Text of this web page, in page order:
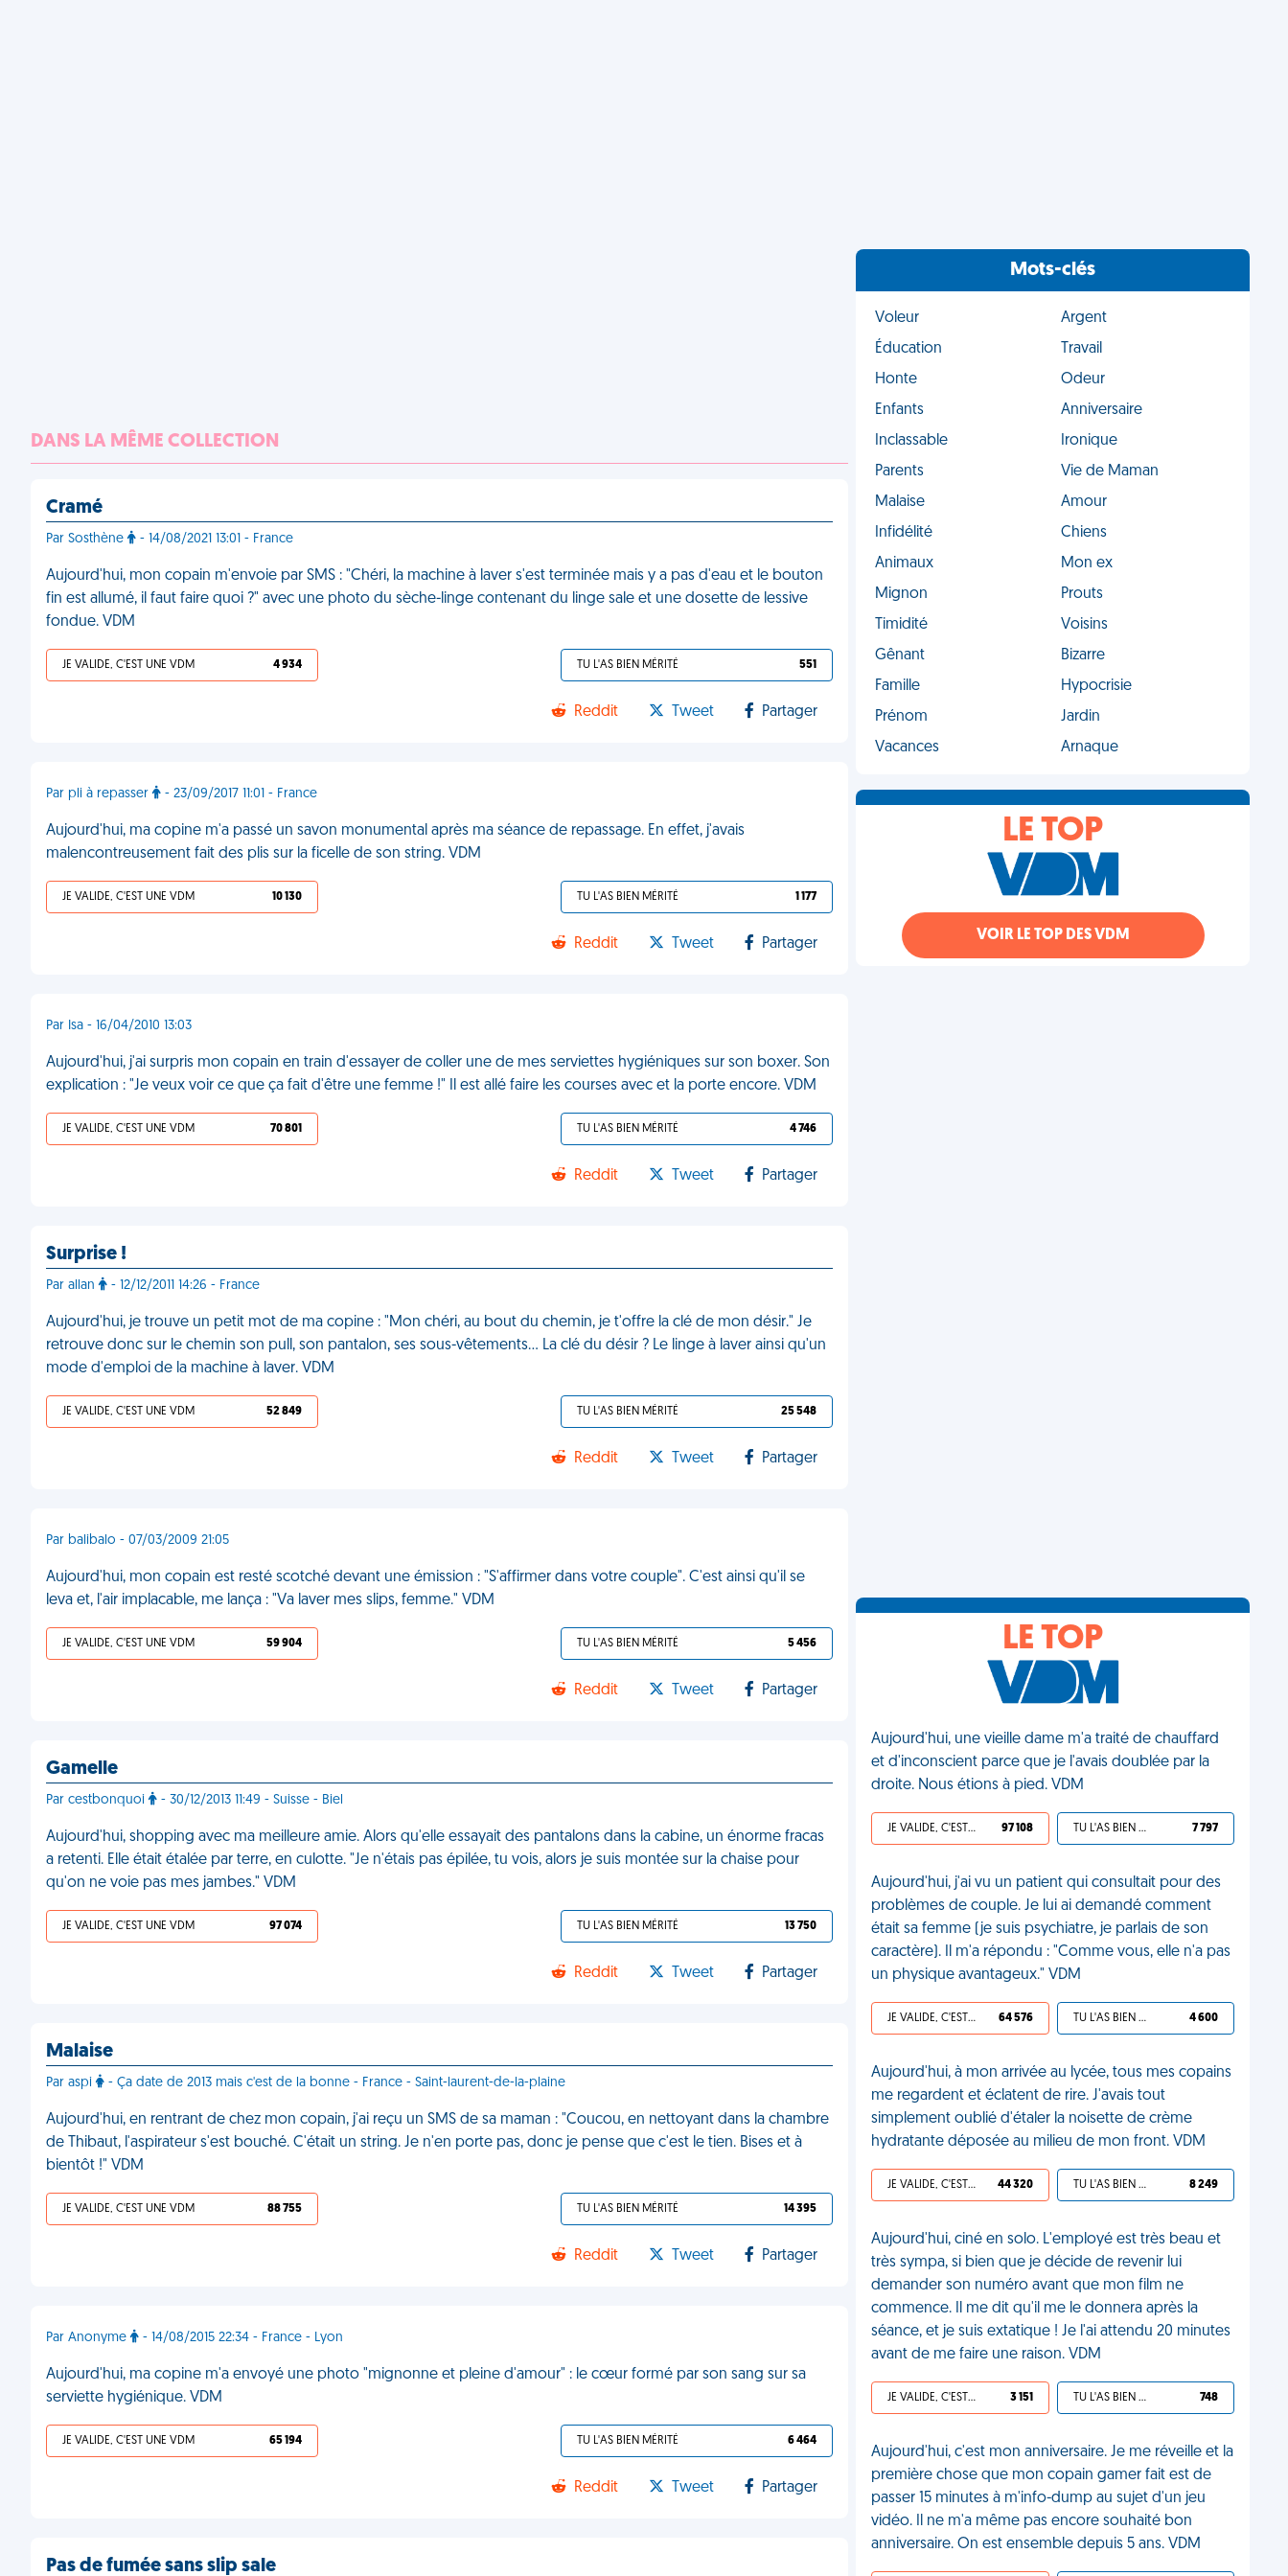
DANS LA MÊME COLLECTION
Cramé
Par Sosthène - 14/08/2021 13:01 - France
Aujourd'hui, mon copain m'envoie par SMS : "Chéri, la machine à laver s'est terminée mais y a pas d'eau et le bouton
fin est allumé, il faut faire quoi ?" avec une photo du sèche-linge contenant du linge sale et une dosette de lessive
fondue. VDM
JE VALIDE, C'EST UNE VDM 4 934 TU L'AS BIEN MÉRITÉ 551
Reddit Tweet Partager
Par pli à repasser - 23/09/2017 11:01 - France
Aujourd'hui, ma copine m'a passé un savon monumental après ma séance de repassage. En effet, j'avais
malencontreusement fait des plis sur la ficelle de son string. VDM
JE VALIDE, C'EST UNE VDM 10 130 TU L'AS BIEN MÉRITÉ 1 177
Reddit Tweet Partager
Par Isa - 16/04/2010 13:03
Aujourd'hui, j'ai surpris mon copain en train d'essayer de coller une de mes serviettes hygiéniques sur son boxer. Son
explication : "Je veux voir ce que ça fait d'être une femme !" Il est allé faire les courses avec et la porte encore. VDM
JE VALIDE, C'EST UNE VDM 70 801 TU L'AS BIEN MÉRITÉ 4 746
Reddit Tweet Partager
Surprise !
Par allan - 12/12/2011 14:26 - France
Aujourd'hui, je trouve un petit mot de ma copine : "Mon chéri, au bout du chemin, je t'offre la clé de mon désir." Je
retrouve donc sur le chemin son pull, son pantalon, ses sous-vêtements... La clé du désir ? Le linge à laver ainsi qu'un
mode d'emploi de la machine à laver. VDM
JE VALIDE, C'EST UNE VDM 52 849 TU L'AS BIEN MÉRITÉ 25 548
Reddit Tweet Partager
Par balibalo - 07/03/2009 21:05
Aujourd'hui, mon copain est resté scotché devant une émission : "S'affirmer dans votre couple". C'est ainsi qu'il se
leva et, l'air implacable, me lança : "Va laver mes slips, femme." VDM
JE VALIDE, C'EST UNE VDM 59 904 TU L'AS BIEN MÉRITÉ 5 456
Reddit Tweet Partager
Gamelle
Par cestbonquoi - 30/12/2013 11:49 - Suisse - Biel
Aujourd'hui, shopping avec ma meilleure amie. Alors qu'elle essayait des pantalons dans la cabine, un énorme fracas
a retenti. Elle était étalée par terre, en culotte. "Je n'étais pas épilée, tu vois, alors je suis montée sur la chaise pour
qu'on ne voie pas mes jambes." VDM
JE VALIDE, C'EST UNE VDM 97 074 TU L'AS BIEN MÉRITÉ 13 750
Reddit Tweet Partager
Malaise
Par aspi - Ça date de 2013 mais c'est de la bonne - France - Saint-laurent-de-la-plaine
Aujourd'hui, en rentrant de chez mon copain, j'ai reçu un SMS de sa maman : "Coucou, en nettoyant dans la chambre
de Thibaut, l'aspirateur s'est bouché. C'était un string. Je n'en porte pas, donc je pense que c'est le tien. Bises et à
bientôt !" VDM
JE VALIDE, C'EST UNE VDM 88 755 TU L'AS BIEN MÉRITÉ 14 395
Reddit Tweet Partager
Par Anonyme - 14/08/2015 22:34 - France - Lyon
Aujourd'hui, ma copine m'a envoyé une photo "mignonne et pleine d'amour" : le cœur formé par son sang sur sa
serviette hygiénique. VDM
JE VALIDE, C'EST UNE VDM 65 194 TU L'AS BIEN MÉRITÉ 6 464
Reddit Tweet Partager
Pas de fumée sans slip sale
Mots-clés
Voleur
Argent
Éducation
Travail
Honte
Odeur
Enfants
Anniversaire
Inclassable
Ironique
Parents
Vie de Maman
Malaise
Amour
Infidélité
Chiens
Animaux
Mon ex
Mignon
Prouts
Timidité
Voisins
Gênant
Bizarre
Famille
Hypocrisie
Prénom
Jardin
Vacances
Arnaque
LE TOP
VOIR LE TOP DES VDM
LE TOP
Aujourd'hui, une vieille dame m'a traité de chauffard
et d'inconscient parce que je l'avais doublée par la
droite. Nous étions à pied. VDM
JE VALIDE, C'EST UNE VDM 97 108 TU L'AS BIEN MÉRITÉ 7 797
Aujourd'hui, j'ai vu un patient qui consultait pour des
problèmes de couple. Je lui ai demandé comment
était sa femme (je suis psychiatre, je parlais de son
caractère). Il m'a répondu : "Comme vous, elle n'a pas
un physique avantageux." VDM
JE VALIDE, C'EST UNE VDM 64 576 TU L'AS BIEN MÉRITÉ 4 600
Aujourd'hui, à mon arrivée au lycée, tous mes copains
me regardent et éclatent de rire. J'avais tout
simplement oublié d'étaler la noisette de crème
hydratante déposée au milieu de mon front. VDM
JE VALIDE, C'EST UNE VDM 44 320 TU L'AS BIEN MÉRITÉ 8 249
Aujourd'hui, ciné en solo. L'employé est très beau et
très sympa, si bien que je décide de revenir lui
demander son numéro avant que mon film ne
commence. Il me dit qu'il me le donnera après la
séance, et je suis extatique ! Je l'ai attendu 20 minutes
avant de me faire une raison. VDM
JE VALIDE, C'EST UNE VDM 3 151 TU L'AS BIEN MÉRITÉ 748
Aujourd'hui, c'est mon anniversaire. Je me réveille et la
première chose que mon copain gamer fait est de
passer 15 minutes à m'info-dump au sujet d'un jeu
vidéo. Il ne m'a même pas encore souhaité bon
anniversaire. On est ensemble depuis 5 ans. VDM